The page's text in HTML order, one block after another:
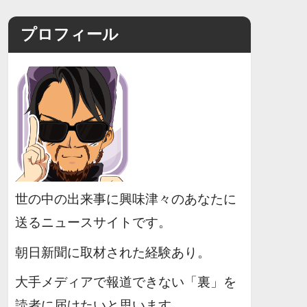
プロフィール
世の中の出来事に興味津々のあなたに
送るニュースサイトです。
朝日新聞に取材された経験あり。
大手メディアで報道できない「裏」を